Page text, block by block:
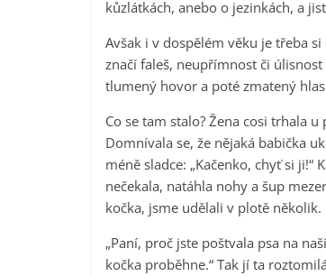
kůzlátkách, anebo o jezinkách, a
Avšak i v dospělém věku je třeba
značí faleš, neupřímnost či
tlumený hovor a poté zmatený hlas
Co se tam stalo? Žena cosi trhala
Domnívala se, že nějaká babička
méně sladce: „Kačenko, chyť si ji!“
nečekala, natáhla nohy a šup
kočka, jsme udělali v plotě několik.
„Paní, proč jste poštvala psa na
kočka proběhne.“ Tak jí ta